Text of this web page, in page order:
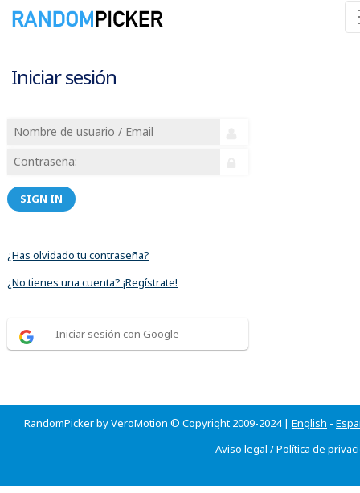
Iniciar sesión
SIGN IN
¿Has olvidado tu contraseña?
¿No tienes una cuenta? ¡Regístrate!
Iniciar sesión con Google
RandomPicker by VeroMotion © Copyright 2009-2024 | English -
Aviso legal /Política de